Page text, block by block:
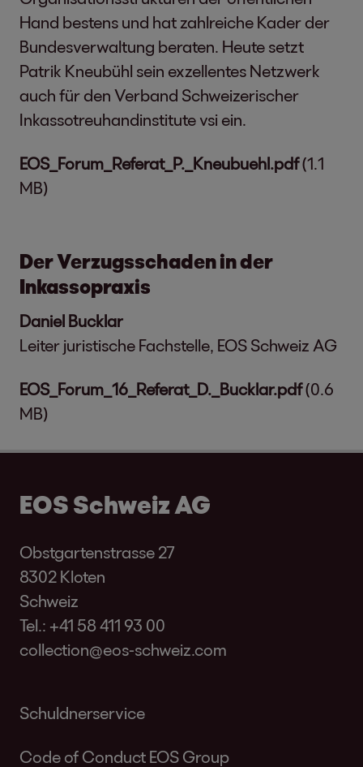
Hand bestens und hat zahlreiche Kader der
Bundesverwaltung beraten. Heute setzt
Patrik Kneubühl sein exzellentes Netzwerk
auch für den Verband Schweizerischer
Inkassotreuhandinstitute vsi ein.
EOS_Forum_Referat_P._Kneubuehl.pdf(1.1
MB)
Der Verzugsschaden in der
Inkassopraxis
Daniel Bucklar
Leiter juristische Fachstelle, EOS Schweiz AG
EOS_Forum_16_Referat_D._Bucklar.pdf(0.6
MB)
EOS Schweiz AG
Obstgartenstrasse 27
8302 Kloten
Schweiz
Tel.: +41 58 411 93 00
collection@eos-schweiz.com
Schuldnerservice
Code of Conduct EOS Group